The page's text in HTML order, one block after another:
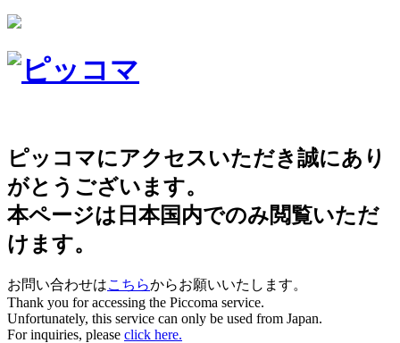
ピッコマにアクセスいただき誠にあり
がとうございます。
本ページは日本国内でのみ閲覧いただ
けます。
お問い合わせはこちらからお願いいたします。
Thank you for accessing the Piccoma service.
Unfortunately, this service can only be used from Japan.
For inquiries, please click here.